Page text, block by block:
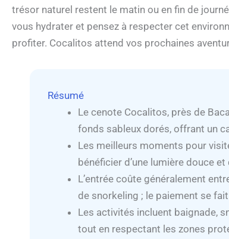
trésor naturel restent le matin ou en fin de
vous hydrater et pensez à respecter cet
profiter. Cocalitos attend vos prochaines
Résumé
Le cenote Cocalitos, près de
fonds sableux dorés, offrant un
Les meilleurs moments pour
bénéficier d’une lumière douce
L’entrée coûte généralement
de snorkeling ; le paiement se
Les activités incluent baignade,
tout en respectant les zones